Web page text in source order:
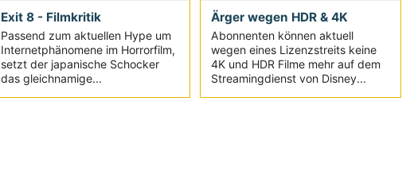
Exit 8 - Filmkritik
Passend zum aktuellen Hype um
Internetphänomene im Horrorfilm,
setzt der japanische Schocker
das gleichnamige...
Ärger wegen HDR & 4K
Abonnenten können aktuell
wegen eines Lizenzstreits keine
4K und HDR Filme mehr auf dem
Streamingdienst von Disney...